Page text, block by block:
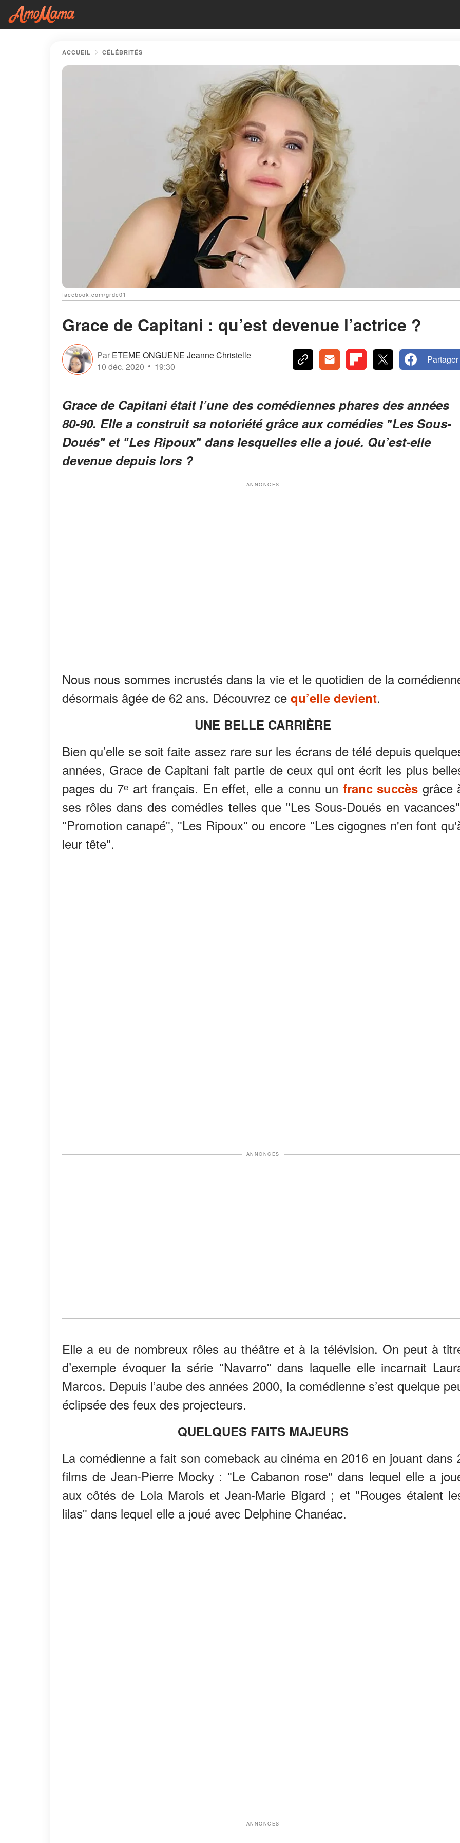
ACCUEIL CÉLÉBRITÉS
facebook.com/grdc01
Grace de Capitani : qu’est devenue l’actrice ?
Par ETEME ONGUENE Jeanne Christelle
10 déc. 2020
19:30
Partager
Grace de Capitani était l’une des comédiennes phares des années
80-90. Elle a construit sa notoriété grâce aux comédies ʺLes Sous-
Douésʺ et ʺLes Ripouxʺ dans lesquelles elle a joué. Qu’est-elle
devenue depuis lors ?
ANNONCES
Nous nous sommes incrustés dans la vie et le quotidien de la
désormais âgée de 62 ans. Découvrez ce qu’elle devient.
UNE BELLE CARRIÈRE
Bien qu’elle se soit faite assez rare sur les écrans de télé depuis
années, Grace de Capitani fait partie de ceux qui ont écrit les plus
pages du 7ᵉ art français. En effet, elle a connu un franc succès grâce
ses rôles dans des comédies telles que ʺLes Sous-Doués en
ʺPromotion canapéʺ, ʺLes Ripouxʺ ou encore ʺLes cigognes n'en font
leur tête".
ANNONCES
Elle a eu de nombreux rôles au théâtre et à la télévision. On peut à
d’exemple évoquer la série ʺNavarroʺ dans laquelle elle incarnait
Marcos. Depuis l’aube des années 2000, la comédienne s’est quelque
éclipsée des feux des projecteurs.
QUELQUES FAITS MAJEURS
La comédienne a fait son comeback au cinéma en 2016 en jouant dans
films de Jean-Pierre Mocky : ʺLe Cabanon rose" dans lequel elle a
aux côtés de Lola Marois et Jean-Marie Bigard ; et ʺRouges étaient
lilasʺ dans lequel elle a joué avec Delphine Chanéac.
ANNONCES